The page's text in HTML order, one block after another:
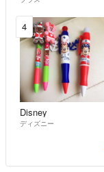
4
Disney
ディズニー